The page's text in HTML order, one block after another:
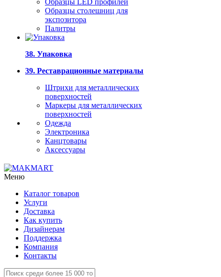
Образцы LED профилей
Образцы столешниц для
экспозитора
Палитры
38. Упаковка
39. Реставрационные материалы
Штрихи для металлических
поверхностей
Маркеры для металлических
поверхностей
Одежда
Электроника
Канцтовары
Аксессуары
Меню
Каталог товаров
Услуги
Доставка
Как купить
Дизайнерам
Поддержка
Компания
Контакты